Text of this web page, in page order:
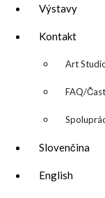
Výstavy
Kontakt
▼ Art
FAQ/
Slovenčina
English